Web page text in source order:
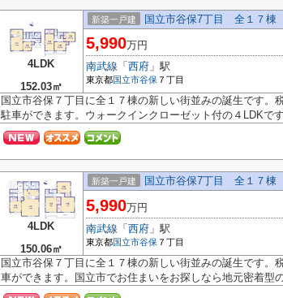
4LDK
152.03㎡
新築一戸建 国立市谷保7丁目 全１７
5,990万円
南武線 「 西府 」駅
東京都国立市谷保 ７丁目
国立市谷保７丁目に全１７棟の新しい街並みの誕生です。
駐車ができます。ウォークインクローゼット付の４LDKで
4LDK
150.06㎡
新築一戸建 国立市谷保7丁目 全１７
5,990万円
南武線 「 西府 」駅
東京都国立市谷保 ７丁目
国立市谷保７丁目に全１７棟の新しい街並みの誕生です
車ができます。国立市でお住まいをお探しなら地元密着型